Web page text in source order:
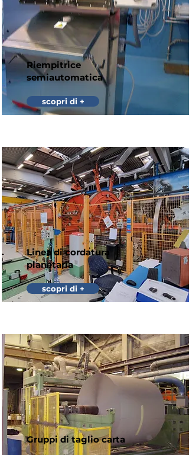
Riempitrice
semiautomatica
scopri di +
Linea di cordatura
planetaria
scopri di +
Gruppi di taglio carta